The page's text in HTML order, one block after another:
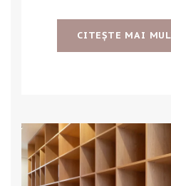
CITEŞTE MAI